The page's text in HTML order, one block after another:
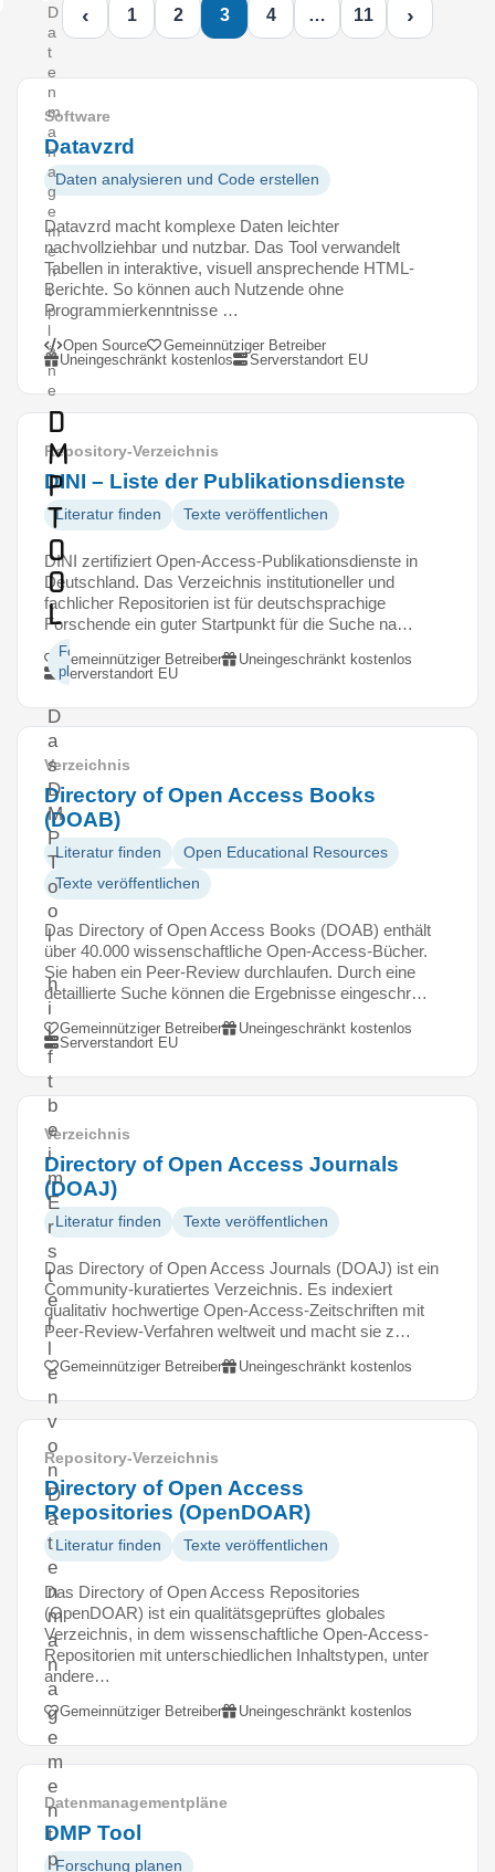
D
a
t
e
n
m
a
n
a
g
e
m
e
n
t
p
l
ä
n
e
D
M
P
T
o
o
l
Forschung
planen
D
a
s
D
M
P
T
o
o
l
h
i
l
f
t
b
e
i
m
E
r
s
t
e
l
l
e
n
v
o
n
D
a
t
e
n
m
a
n
a
g
e
m
e
n
t
p
‹ 1 2 3 4 … 11 ›
Software
Datavzrd
Daten analysieren und Code erstellen
Datavzrd macht komplexe Daten leichter
nachvollziehbar und nutzbar. Das Tool verwandelt
Tabellen in interaktive, visuell ansprechende HTML-
Berichte. So können auch Nutzende ohne
Programmierkenntnisse …
Open Source
Gemeinnütziger Betreiber
Uneingeschränkt kostenlos
Serverstandort EU
Repository-Verzeichnis
DINI – Liste der Publikationsdienste
Literatur finden Texte veröffentlichen
DINI zertifiziert Open-Access-Publikationsdienste in
Deutschland. Das Verzeichnis institutioneller und
fachlicher Repositorien ist für deutschsprachige
Forschende ein guter Startpunkt für die Suche na…
Gemeinnütziger Betreiber
Uneingeschränkt kostenlos
Serverstandort EU
Verzeichnis
Directory of Open Access Books
(DOAB)
Literatur finden
Open Educational Resources
Texte veröffentlichen
Das Directory of Open Access Books (DOAB) enthält
über 40.000 wissenschaftliche Open-Access-Bücher.
Sie haben ein Peer-Review durchlaufen. Durch eine
detaillierte Suche können die Ergebnisse eingeschr…
Gemeinnütziger Betreiber
Uneingeschränkt kostenlos
Serverstandort EU
Verzeichnis
Directory of Open Access Journals
(DOAJ)
Literatur finden Texte veröffentlichen
Das Directory of Open Access Journals (DOAJ) ist ein
Community-kuratiertes Verzeichnis. Es indexiert
qualitativ hochwertige Open-Access-Zeitschriften mit
Peer-Review-Verfahren weltweit und macht sie z…
Gemeinnütziger Betreiber Uneingeschränkt kostenlos
Repository-Verzeichnis
Directory of Open Access
Repositories (OpenDOAR)
Literatur finden Texte veröffentlichen
Das Directory of Open Access Repositories
(OpenDOAR) ist ein qualitätsgeprüftes globales
Verzeichnis, in dem wissenschaftliche Open-Access-
Repositorien mit unterschiedlichen Inhaltstypen, unter
andere…
Gemeinnütziger Betreiber Uneingeschränkt kostenlos
Datenmanagementpläne
DMP Tool
Forschung planen